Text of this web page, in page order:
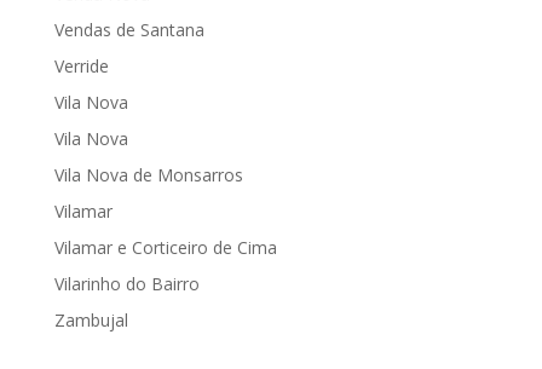
Vendas de Santana
Verride
Vila Nova
Vila Nova
Vila Nova de Monsarros
Vilamar
Vilamar e Corticeiro de Cima
Vilarinho do Bairro
Zambujal